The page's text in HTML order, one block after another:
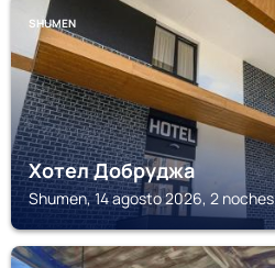
SHUMEN
Хотел Добруджа
Shumen, 14 agosto 2026, 2 noches